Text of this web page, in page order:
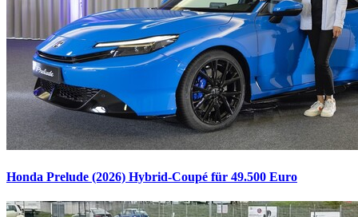
Honda Prelude (2026) Hybrid-Coupé für 49.500 Euro